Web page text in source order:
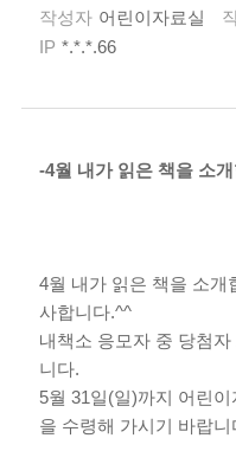
작성자 어린이자료실
IP *.*.*.66
-4월 내가 읽은 책을 소
4월 내가 읽은 책을 소개
사합니다.^^
내책소 응모자 중 당첨
니다.
5월 31일(일)까지 어린
을 수령해 가시기 바랍